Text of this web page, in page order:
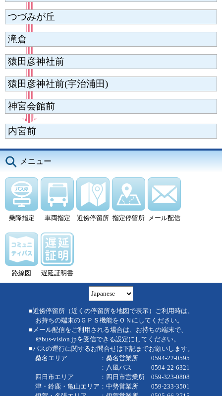
つづみが丘
滝倉
猿田彦神社前
猿田彦神社前(宇治浦田)
神宮会館前
内宮前
メニュー
乗降指定 車両指定 近傍停留所 指定停留所 メール配信
路線図 遅延証明書
■近傍停留所（近くの停留所を地図で表示）ご利用時は、
お持ちの端末のＧＰＳ機能をＯＮにしてください。
■メール配信をご利用される場合は、お持ちの端末で、
＠bus-vision.jpを受信できる設定にしてください。
■バスの運行に関するお問合せは下記までお願いします。
桑名エリア ：桑名営業所 0594-22-0595
：八風バス 0594-22-6321
四日市エリア ：四日市営業所 059-323-0808
津・鈴鹿・亀山エリア：中勢営業所 059-233-3501